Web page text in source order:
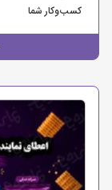
کسب‌وکار شما